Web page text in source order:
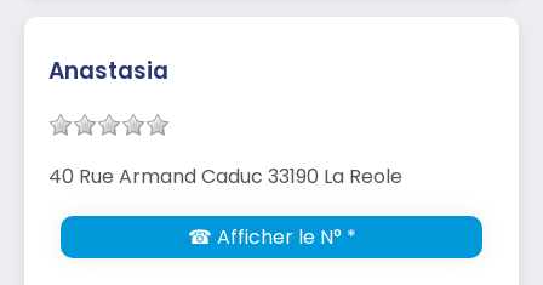
Anastasia
40 Rue Armand Caduc 33190 La Reole
☎ Afficher le N° *